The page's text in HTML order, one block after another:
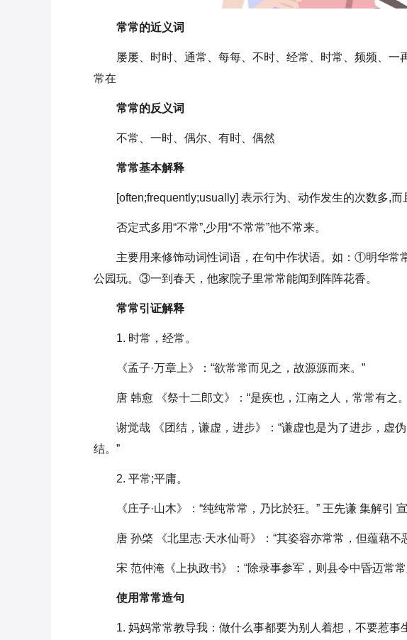
常常的近义词
屡屡、时时、通常、每每、不时、经常、时常、频频、一
常在
常常的反义词
不常、一时、偶尔、有时、偶然
常常基本解释
[often;frequently;usually] 表示行为、动作发生的次数多,而
否定式多用“不常”,少用“不常常”他不常来。
主要用来修饰动词性词语，在句中作状语。如：①明华
公园玩。③一到春天，他家院子里常常能闻到阵阵花香。
常常引证解释
1. 时常，经常。
《孟子·万章上》：“欲常常而见之，故源源而来。”
唐 韩愈 《祭十二郎文》：“是疾也，江南之人，常常有之
谢觉哉 《团结，谦虚，进步》：“谦虚也是为了进步，虚
结。”
2. 平常;平庸。
《庄子·山木》：“纯纯常常，乃比於狂。” 王先谦 集解引
唐 孙棨 《北里志·天水仙哥》：“其姿容亦常常，但蕴藉
宋 范仲淹《上执政书》：“除录事参军，则县令中昏迈常
使用常常造句
1. 妈妈常常教导我：做什么事都要为别人着想，不要惹事